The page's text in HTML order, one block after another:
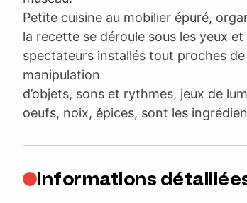
Petite cuisine au mobilier épuré,
la recette se déroule sous les yeux
spectateurs installés tout proches de
manipulation
d’objets, sons et rythmes, jeux de
oeufs, noix, épices, sont les
Informations